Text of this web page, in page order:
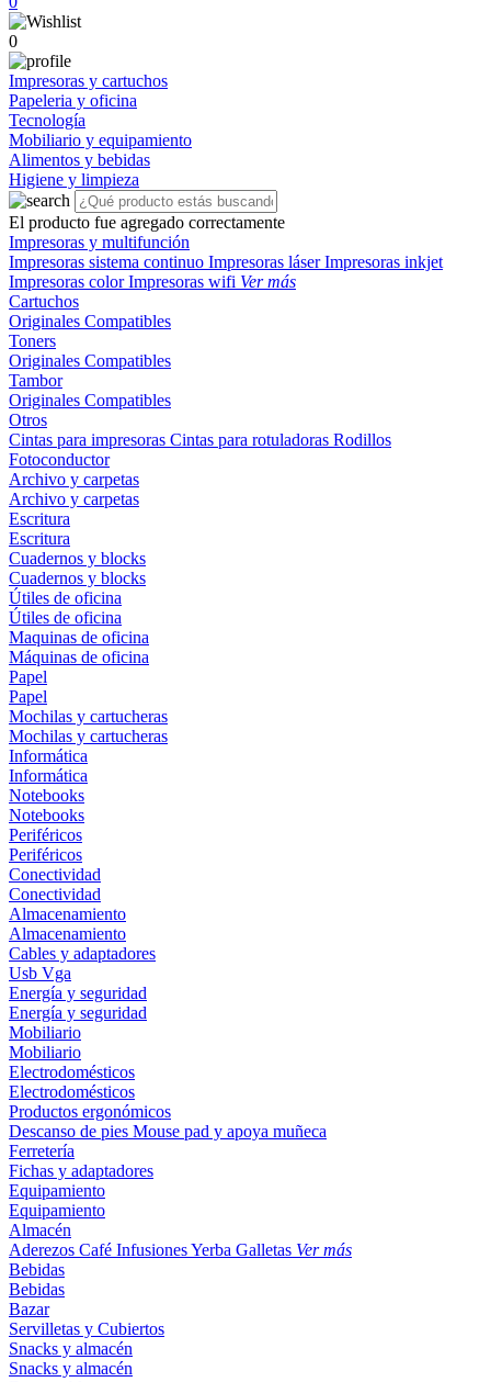
0
Impresoras y cartuchos
Papeleria y oficina
Tecnología
Mobiliario y equipamiento
Alimentos y bebidas
Higiene y limpieza
El producto fue agregado correctamente
Impresoras y multifunción
Impresoras sistema continuo Impresoras láserImpresoras inkjet
Impresoras colorImpresoras wifi Ver más
Cartuchos
Originales Compatibles
Toners
Originales Compatibles
Tambor
Originales Compatibles
Otros
Cintas para impresoras Cintas para rotuladoras Rodillos
Fotoconductor
Archivo y carpetas
Archivo y carpetas
Escritura
Escritura
Cuadernos y blocks
Cuadernos y blocks
Útiles de oficina
Útiles de oficina
Maquinas de oficina
Máquinas de oficina
Papel
Papel
Mochilas y cartucheras
Mochilas y cartucheras
Informática
Informática
Notebooks
Notebooks
Periféricos
Periféricos
Conectividad
Conectividad
Almacenamiento
Almacenamiento
Cables y adaptadores
Usb Vga
Energía y seguridad
Energía y seguridad
Mobiliario
Mobiliario
Electrodomésticos
Electrodomésticos
Productos ergonómicos
Descanso de pies Mouse pad y apoya muñeca
Ferretería
Fichas y adaptadores
Equipamiento
Equipamiento
Almacén
Aderezos Café InfusionesYerba Galletas Ver más
Bebidas
Bebidas
Bazar
Servilletas y Cubiertos
Snacks y almacén
Snacks y almacén